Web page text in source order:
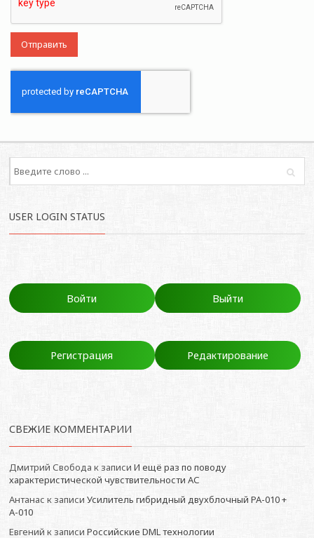
USER LOGIN STATUS
Войти Выйти
Регистрация Редактирование
СВЕЖИЕ КОММЕНТАРИИ
Дмитрий Свобода к записи И ещё раз по поводу
характеристической чувствительности АС
Антанас к записи Усилитель гибридный двухблочный РА-010 +
А-010
Евгений к записи Российские DML технологии